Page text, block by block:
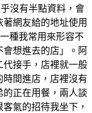
沒有半點資料，會
網友給的地址使用
種我常用來形容不
想進去的店」。阿
代接手，店裡就一般
間進店，店裡沒有
正在用餐，兩人談
氣的招待我坐下，